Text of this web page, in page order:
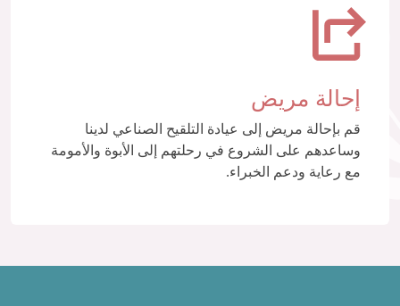
إحالة مريض
قم بإحالة مريض إلى عيادة التلقيح الصناعي لدينا
وساعدهم على الشروع في رحلتهم إلى الأبوة والأمومة
مع رعاية ودعم الخبراء.